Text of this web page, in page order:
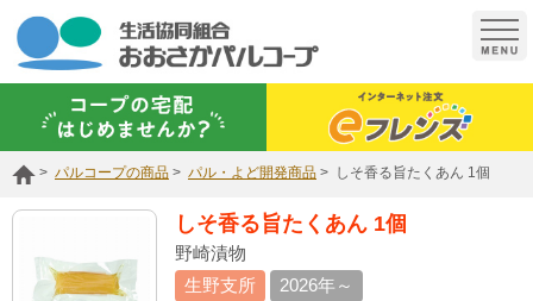
t
o
g
パルコープの商品 パル・よど開発商品 しそ香る旨たくあん 1個
しそ香る旨たくあん 1個
野崎漬物
生野支所
2026年～